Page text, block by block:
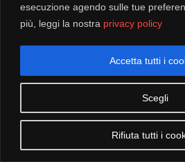
esecuzione agendo sulle tue
più, leggi la nostra privacy policy
Scegli
Rifiuta tutti i
Accetta tutti i